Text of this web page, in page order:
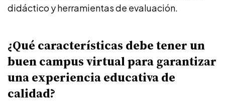
didáctico y herramientas de evaluación.
¿Qué características debe tener un
buen campus virtual para garantizar
una experiencia educativa de
calidad?